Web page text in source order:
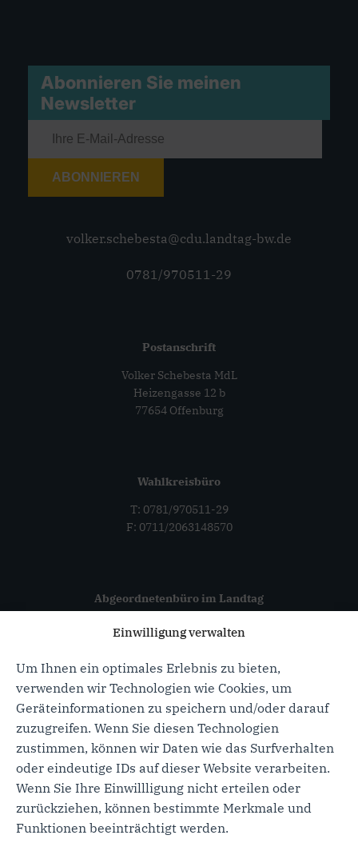
Einwilligung verwalten
Um Ihnen ein optimales Erlebnis zu bieten,
verwenden wir Technologien wie Cookies, um
Geräteinformationen zu speichern und/oder darauf
zuzugreifen. Wenn Sie diesen Technologien
zustimmen, können wir Daten wie das Surfverhalten
oder eindeutige IDs auf dieser Website verarbeiten.
Wenn Sie Ihre Einwillligung nicht erteilen oder
zurückziehen, können bestimmte Merkmale und
Funktionen beeinträchtigt werden.
Abonnieren Sie meinen
Newsletter
ABONNIEREN
volker.schebesta@cdu.landtag-bw.de
0781/970511-29
Postanschrift
Volker Schebesta MdL
Heizengasse 12 b
77654 Offenburg
Wahlkreisbüro
T: 0781/970511-29
F: 0711/2063148570
Abgeordnetenbüro im Landtag
Haus der Abgeordneten
Konrad-Adenauer-Straße 12
70173 Stuttgart